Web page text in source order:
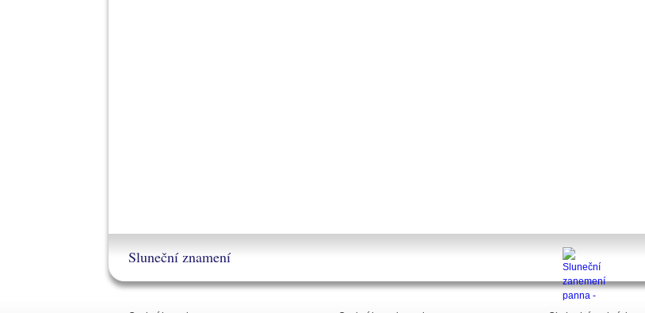
Sluneční znamení